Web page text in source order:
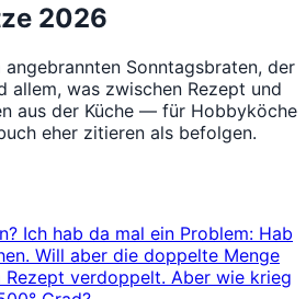
2026
Sonntagsbraten, der
allem, was zwischen Rezept und
aus der Küche — für Hobbyköche
eher zitieren als befolgen.
Ich hab da mal ein Problem: Hab
Will aber die doppelte Menge
Rezept verdoppelt. Aber wie krieg